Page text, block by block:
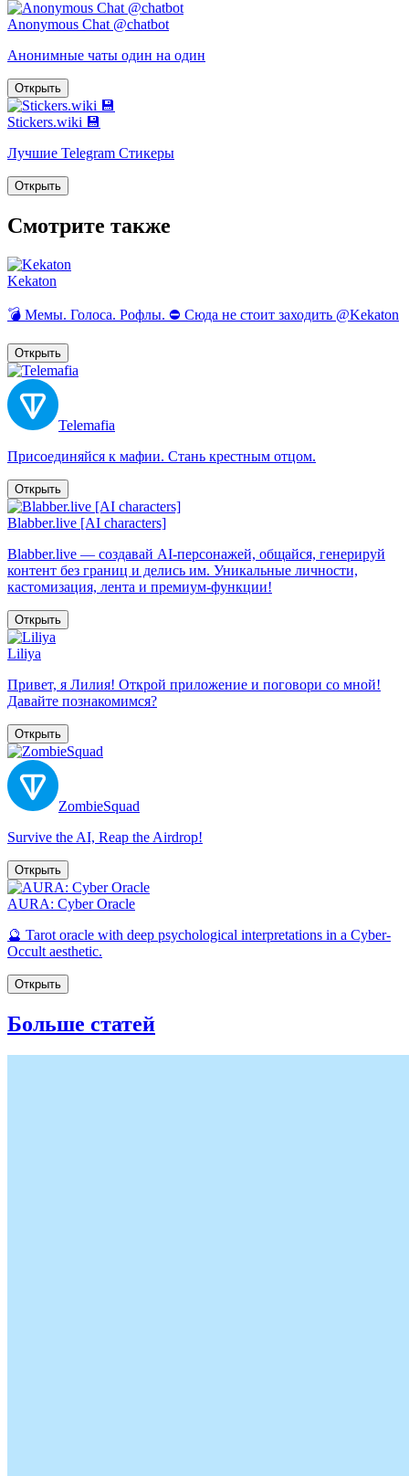
Anonymous Chat @chatbot
Анонимные чаты один на один
Открыть
Stickers.wiki 💾
Лучшие Telegram Стикеры
Открыть
Смотрите также
Kekaton
💣 Мемы. Голоса. Рофлы. ⛔️ Сюда не стоит заходить @Kekaton
Открыть
Telemafia
Присоединяйся к мафии. Стань крестным отцом.
Открыть
Blabber.live [AI characters]
Blabber.live — создавай AI-персонажей, общайся, генерируй
контент без границ и делись им. Уникальные личности,
кастомизация, лента и премиум-функции!
Открыть
Liliya
Привет, я Лилия! Открой приложение и поговори со мной!
Давайте познакомимся?
Открыть
ZombieSquad
Survive the AI, Reap the Airdrop!
Открыть
AURA: Cyber Oracle
🔮 Tarot oracle with deep psychological interpretations in a Cyber-
Occult aesthetic.
Открыть
Больше статей